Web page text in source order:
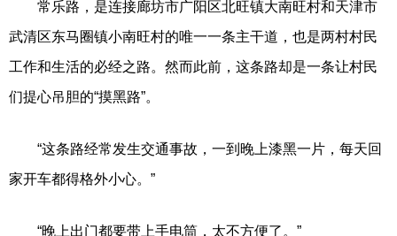
常乐路，是连接廊坊市广阳区北旺镇大南旺村和天津市
武清区东马圈镇小南旺村的唯一一条主干道，也是两村村民
工作和生活的必经之路。然而此前，这条路却是一条让村民
们提心吊胆的“摸黑路”。
“这条路经常发生交通事故，一到晚上漆黑一片，每天回
家开车都得格外小心。”
“晚上出门都要带上手电筒，太不方便了。”